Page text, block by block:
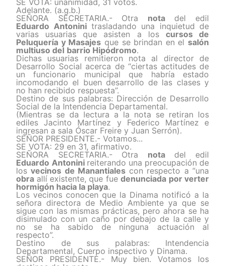
Adelante. (a.g.b.)
SEÑORA SECRETARIA.- Otra notadel edil
Eduardo Antonini trasladando una inquietud de
varias usuarias que asisten a los cursos de
Peluquería y Masajes que se brindan en el salón
multiuso del barrio Hipódromo.
Dichas usuarias remitieron nota al director de
Desarrollo Social acerca de “ciertas actitudes de
un funcionario municipal que habría estado
incomodando el buen desarrollo de las clases y
no han recibido respuesta”.
Destino de sus palabras: Dirección de Desarrollo
Social de la Intendencia Departamental.
(Mientras se da lectura a la nota se retiran los
ediles Jacinto Martínez y Federico Martínez e
ingresan a sala Óscar Freire y Juan Serrón).
SEÑOR PRESIDENTE.- Votamos...
SE VOTA: 29 en 31, afirmativo.
SEÑORA SECRETARIA.- Otra notadel edil
Eduardo Antonini reiterando una preocupación de
losvecinos de Manantialescon respecto a “una
obra allí existente, que fue denunciada por verter
hormigón hacia la playa.
Los vecinos conocen que la Dinama notificó a la
señora directora de Medio Ambiente ya que se
sigue con las mismas prácticas, pero ahora se ha
disimulado con un caño por debajo de la calle y
no se ha sabido de ninguna actuación al
respecto”.
Destino de sus palabras: Intendencia
Departamental, Cuerpo inspectivo y Dinama.
SEÑOR PRESIDENTE.- Muy bien. Votamos los